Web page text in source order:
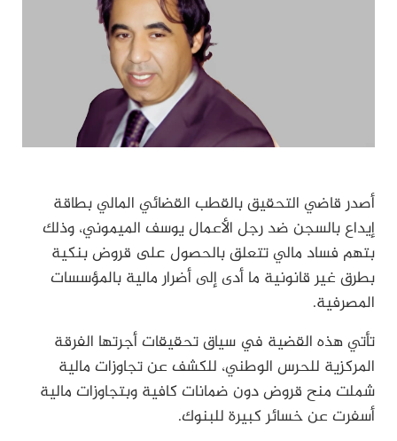
أصدر قاضي التحقيق بالقطب القضائي المالي بطاقة
إيداع بالسجن ضد رجل الأعمال يوسف الميموني، وذلك
بتهم فساد مالي تتعلق بالحصول على قروض بنكية
بطرق غير قانونية ما أدى إلى أضرار مالية بالمؤسسات
المصرفية.
تأتي هذه القضية في سياق تحقيقات أجرتها الفرقة
المركزية للحرس الوطني، للكشف عن تجاوزات مالية
شملت منح قروض دون ضمانات كافية وبتجاوزات مالية
أسفرت عن خسائر كبيرة للبنوك.